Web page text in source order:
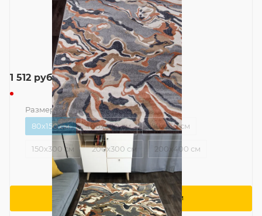
1 512 руб.
Размер — 80x150 см
80x150 см
100x200 см 150x230 см
150x300 см 200x300 см 200x400 см
Сообщить о поступлении